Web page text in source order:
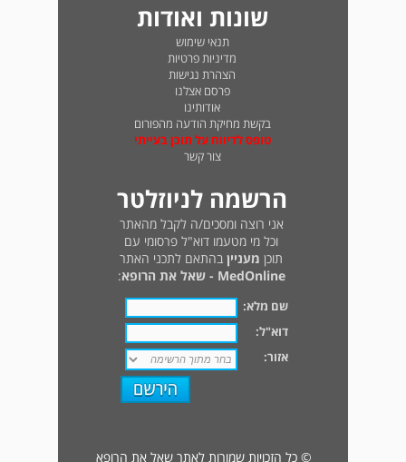
שונות ואודות
תנאי שימוש
מדיניות פרטיות
הצהרת נגישות
פרסם אצלנו
אודותינו
בקשת מחיקת הודעה מהפורום
טופס לדיווח על תוכן בעייתי
צור קשר
הרשמה לניוזלטר
אני רוצה ומסכים/ה לקבל מהאתר
וכל מי מטעמו דוא"ל פרסומי עם
תוכן מעניין בהתאם לתכני האתר
MedOnline - שאל את הרופא
:
שם מלא:
דוא"ל:
אזור:
© כל הזכויות שמורות לאתר שאל את הרופא